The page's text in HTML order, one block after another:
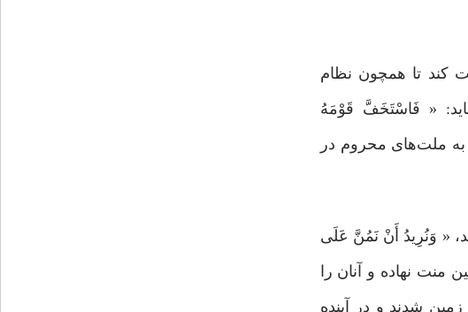
کند تا همچون نظام
« فَاسْتَخَفَّ قَوْمَهُ
به ملت‌های محروم در
« وَنُرِیدُ أَنْ نَمُنَّ عَلَى
بر مستضعفان زمین منت نهاده و آنان را
شدند و در آینده